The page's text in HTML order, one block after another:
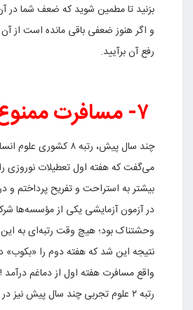
بزنید تا مطمین شوید که ضعف شما
و اگر هنوز ضعفی باقی مانده است از
رفع آن برآیید.
۷- مسافرت ممنوع !
چند سال پیش، رتبه ۸
می‌گفت که هفته اول تعطیلات نوروزی
بیشتر به استراحت و تفریح پرداختم و
در آزمون آزمایشی یکی از مؤسسه‌ها
وحشتناک بود؛ هیچ وقت رتبه‌ای به این
نتیجه این شد که هفته دوم را
واقع مسافرت هفته اول از دماغم درآمد !
رتبه ۲ علوم تجربی چند سال پیش